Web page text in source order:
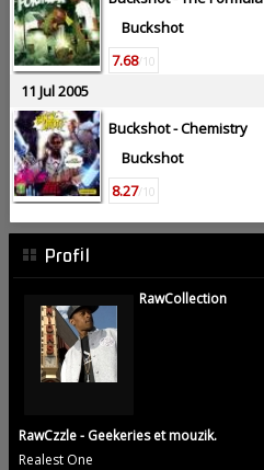
Buckshot
7.68/10
11 Jul 2005
Buckshot -Chemistry
Buckshot
8.27/10
Profil
RawCollection
RawCzzle - Geekeries et mouzik.
Realest One